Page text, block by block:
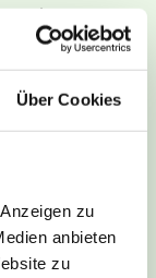
Über Cookies
zu
anbieten
zu
mit
zu
KerVita
geweckt.
und